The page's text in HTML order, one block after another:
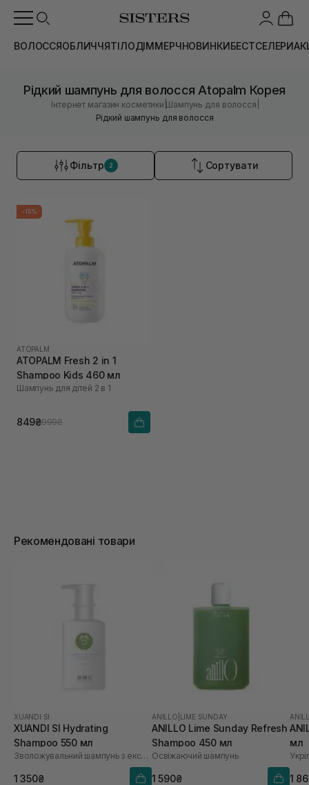
ВОЛОССЯОБЛИЧЧЯТІЛОДІММЕРЧНОВИНКИБЕСТСЕЛЕРИ
Рідкий шампунь для волосся Atopalm Корея
Інтернет магазин косметики |Шампунь для волосся
Рідкий шампунь для волосся
Фільтр 2 Сортувати
-15%
ATOPALM
ATOPALM Fresh 2 in 1
Shampoo Kids 460 мл
Шампунь для дітей 2 в 1
849₴999₴
Рекомендовані товари
XUANDI SI
XUANDI SI Hydrating
Shampoo 550 мл
Зволожувальний шампунь з екстрактом зерна
1 350₴
ANILLO LIME SUNDAY
ANILLO Lime Sunday Refresh
Shampoo 450 мл
Освіжаючий шампунь
1 590₴
мл
1